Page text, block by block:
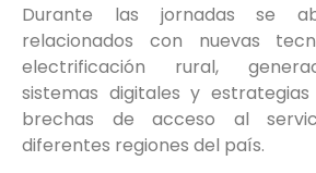
Durante las jornadas se
relacionados con nuevas
electrificación rural,
sistemas digitales y
brechas de acceso al
diferentes regiones del país.